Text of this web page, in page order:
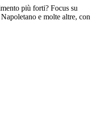
più forti? Focus su
e molte altre, con